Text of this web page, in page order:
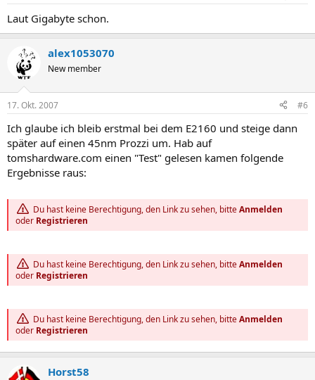
Laut Gigabyte schon.
alex1053070
New member
17. Okt. 2007 #6
Ich glaube ich bleib erstmal bei dem E2160 und steige dann
später auf einen 45nm Prozzi um. Hab auf
tomshardware.com einen "Test" gelesen kamen folgende
Ergebnisse raus:
Du hast keine Berechtigung, den Link zu sehen, bitteAnmelden
oder Registrieren
Du hast keine Berechtigung, den Link zu sehen, bitteAnmelden
oder Registrieren
Du hast keine Berechtigung, den Link zu sehen, bitteAnmelden
oder Registrieren
Horst58